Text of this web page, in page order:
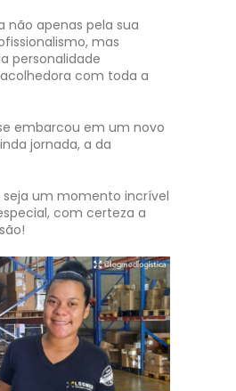
não apenas pela sua
mas
personalidade
com toda a
embarcou em um novo
jornada, a da
seja um momento incrível
com certeza a